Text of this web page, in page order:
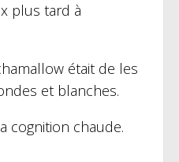
plus tard à
était de les
et blanches.
cognition chaude.